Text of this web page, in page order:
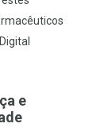
e